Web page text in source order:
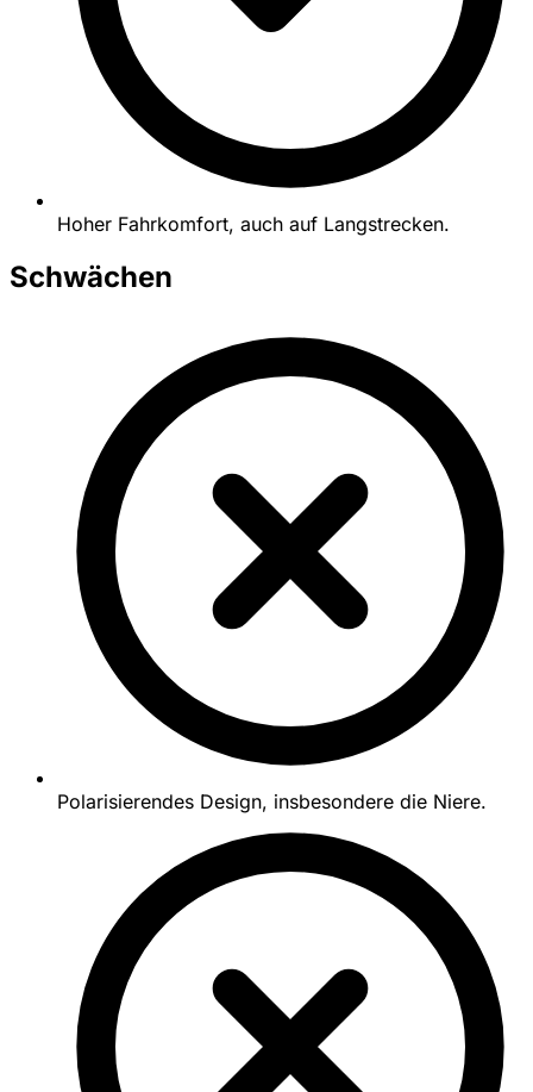
Hoher Fahrkomfort, auch auf Langstrecken.
Schwächen
Polarisierendes Design, insbesondere die Niere.